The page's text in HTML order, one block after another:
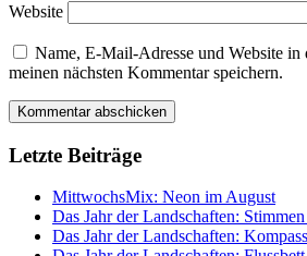
Website
Name, E-Mail-Adresse und Website in
meinen nächsten Kommentar speichern.
Letzte Beiträge
MittwochsMix: Neon im August
Das Jahr der Landschaften:
Das Jahr der Landschaften: